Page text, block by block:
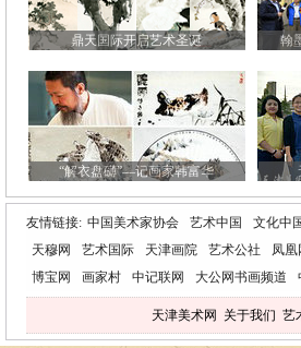
鼎天国际开启艺术圣诞 翰
“解衣盘礴”—记画家韩富华
友情链接: 中国美术家协会 艺术中国 文化中
天穆网
艺术国际 天津画院 艺术公社 凤凰
博宝网
画家村 中记联网 大公网书画频道
天津美术网 关于我们 艺